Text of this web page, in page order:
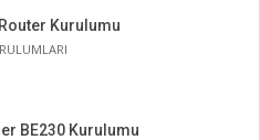
Kurulumu
BE230 Kurulumu